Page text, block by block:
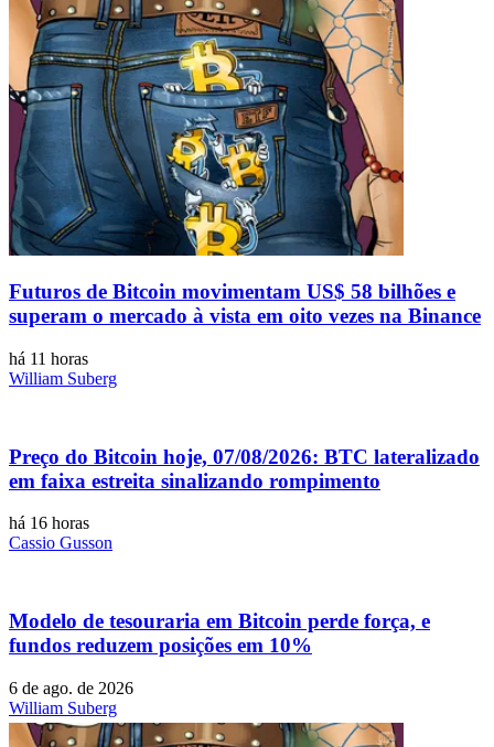
Futuros de Bitcoin movimentam US$ 58 bilhões e
superam o mercado à vista em oito vezes na Binance
há 11 horas
William Suberg
Preço do Bitcoin hoje, 07/08/2026: BTC lateralizado
em faixa estreita sinalizando rompimento
há 16 horas
Cassio Gusson
Modelo de tesouraria em Bitcoin perde força, e
fundos reduzem posições em 10%
6 de ago. de 2026
William Suberg